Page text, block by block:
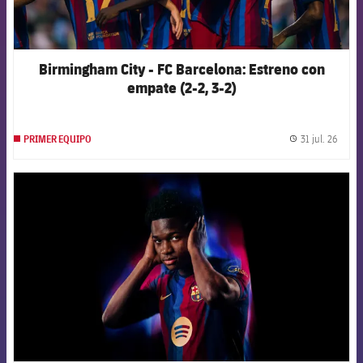
Birmingham City - FC Barcelona: Estreno con
empate (2-2, 3-2)
PRIMER EQUIPO 31 jul. 26
FCB Barcelona badge